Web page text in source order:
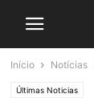
Início Notícias
Últimas Noticias